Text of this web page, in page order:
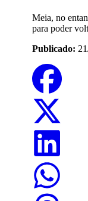
Meia, no
para poder
Publicado: